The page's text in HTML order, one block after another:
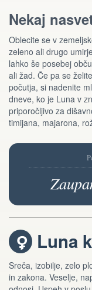
Nekaj
Oblecite se v
zeleno ali drugo
lahko še posebej
ali žad. Če pa se
počutja, si nadenite
dneve, ko je Luna v
priporočljivo za
timijana, majarona,
d Luna
Sreča, izobilje, zelo
in zakona. Veselje,